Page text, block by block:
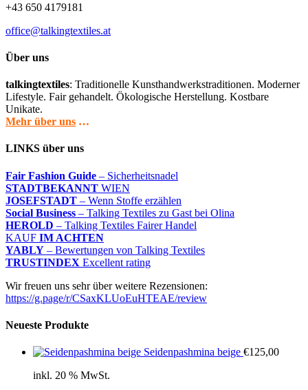
+43 650 4179181
office@talkingtextiles.at
Über uns
talkingtextiles: Traditionelle Kunsthandwerkstraditionen. Moderner
Lifestyle. Fair gehandelt. Ökologische Herstellung. Kostbare
Unikate.
Mehr über uns …
LINKS über uns
Fair Fashion Guide – Sicherheitsnadel
STADTBEKANNT WIEN
JOSEFSTADT – Wenn Stoffe erzählen
Social Business – Talking Textiles zu Gast bei Olina
HEROLD – Talking Textiles Fairer Handel
KAUF IM ACHTEN
YABLY – Bewertungen von Talking Textiles
TRUSTINDEX Excellent rating
Wir freuen uns sehr über weitere Rezensionen:
https://g.page/r/CSaxKLUoEuHTEAE/review
Neueste Produkte
Seidenpashmina beige €125,00
inkl. 20 % MwSt.